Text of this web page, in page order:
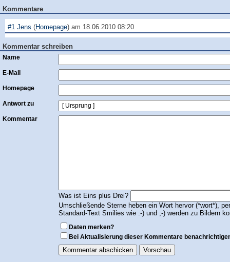
Kommentare
#1 Jens (Homepage) am 18.06.2010 08:20
Kommentar schreiben
Name
E-Mail
Homepage
Antwort zu
Kommentar
Was ist Eins plus Drei?
Umschließende Sterne heben ein Wort hervor (*wort*),
Standard-Text Smilies wie :-) und ;-) werden zu Bildern
Daten merken?
Bei Aktualisierung dieser Kommentare